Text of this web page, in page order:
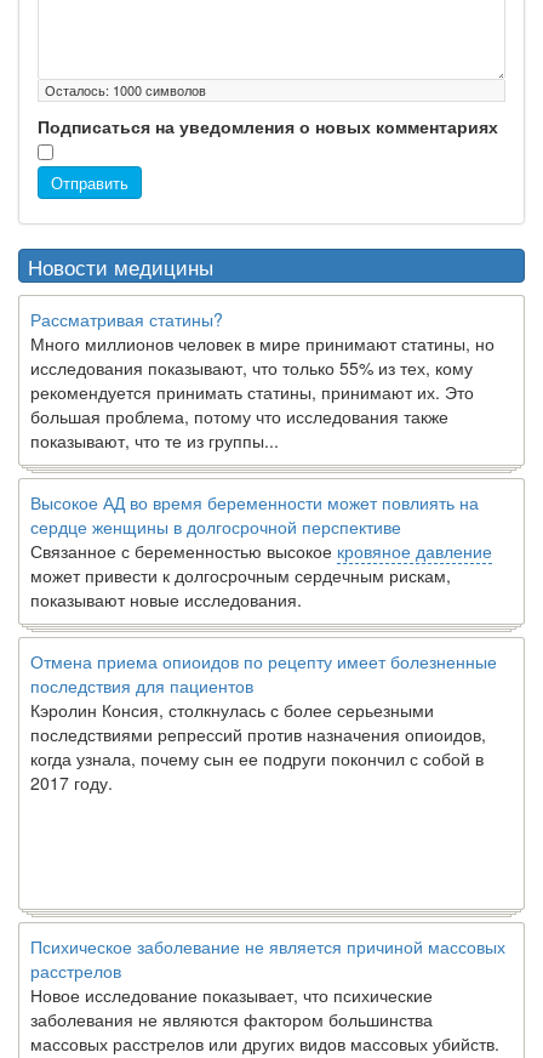
Осталось: 1000символов
Подписаться на уведомления о новых комментариях
Отправить
Новости медицины
Рассматривая статины?
Много миллионов человек в мире принимают статины, но
исследования показывают, что только 55% из тех, кому
рекомендуется принимать статины, принимают их. Это
большая проблема, потому что исследования также
показывают, что те из группы...
Высокое АД во время беременности может повлиять на
сердце женщины в долгосрочной перспективе
Связанное с беременностью высокое кровяное давление
может привести к долгосрочным сердечным рискам,
показывают новые исследования.
Отмена приема опиоидов по рецепту имеет болезненные
последствия для пациентов
Кэролин Консия, столкнулась с более серьезными
последствиями репрессий против назначения опиоидов,
когда узнала, почему сын ее подруги покончил с собой в
2017 году.
Психическое заболевание не является причиной массовых
расстрелов
Новое исследование показывает, что психические
заболевания не являются фактором большинства
массовых расстрелов или других видов массовых убийств.